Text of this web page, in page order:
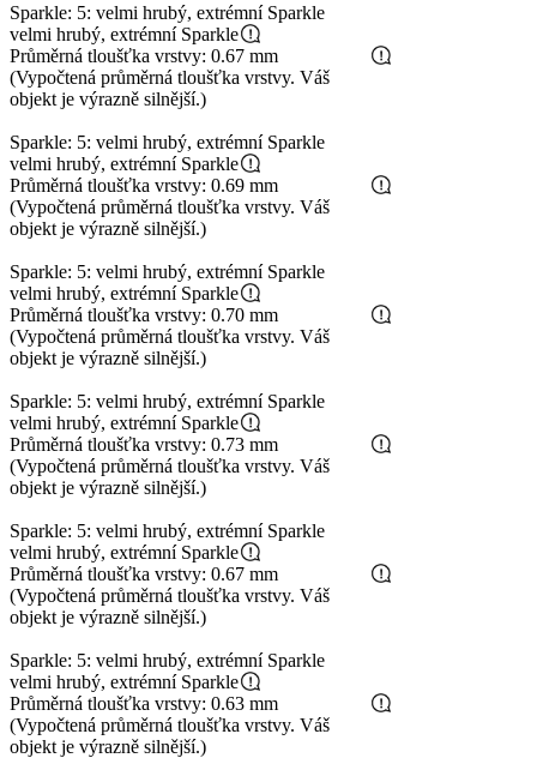
Sparkle: 5: velmi hrubý, extrémní Sparkle
velmi hrubý, extrémní Sparkle
Průměrná tloušťka vrstvy: 0.67 mm
(Vypočtená průměrná tloušťka vrstvy. Váš
objekt je výrazně silnější.)
Sparkle: 5: velmi hrubý, extrémní Sparkle
velmi hrubý, extrémní Sparkle
Průměrná tloušťka vrstvy: 0.69 mm
(Vypočtená průměrná tloušťka vrstvy. Váš
objekt je výrazně silnější.)
Sparkle: 5: velmi hrubý, extrémní Sparkle
velmi hrubý, extrémní Sparkle
Průměrná tloušťka vrstvy: 0.70 mm
(Vypočtená průměrná tloušťka vrstvy. Váš
objekt je výrazně silnější.)
Sparkle: 5: velmi hrubý, extrémní Sparkle
velmi hrubý, extrémní Sparkle
Průměrná tloušťka vrstvy: 0.73 mm
(Vypočtená průměrná tloušťka vrstvy. Váš
objekt je výrazně silnější.)
Sparkle: 5: velmi hrubý, extrémní Sparkle
velmi hrubý, extrémní Sparkle
Průměrná tloušťka vrstvy: 0.67 mm
(Vypočtená průměrná tloušťka vrstvy. Váš
objekt je výrazně silnější.)
Sparkle: 5: velmi hrubý, extrémní Sparkle
velmi hrubý, extrémní Sparkle
Průměrná tloušťka vrstvy: 0.63 mm
(Vypočtená průměrná tloušťka vrstvy. Váš
objekt je výrazně silnější.)